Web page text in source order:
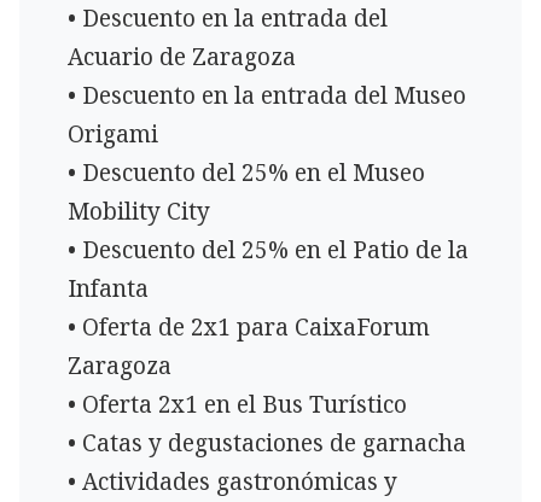
• Descuento en la entrada del
Acuario de Zaragoza
• Descuento en la entrada del Museo
Origami
• Descuento del 25% en el Museo
Mobility City
• Descuento del 25% en el Patio de la
Infanta
• Oferta de 2x1 para CaixaForum
Zaragoza
• Oferta 2x1 en el Bus Turístico
• Catas y degustaciones de garnacha
• Actividades gastronómicas y